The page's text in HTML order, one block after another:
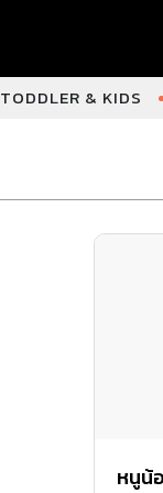
TODDLER & KIDS
หนูน้